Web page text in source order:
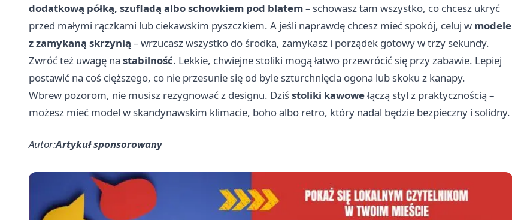
dodatkową półką, szufladą albo schowkiem pod blatem– schowasz tam wszystko, co chcesz ukryć
przed małymi rączkami lub ciekawskim pyszczkiem. A jeśli naprawdę chcesz mieć spokój, celuj w modele
z zamykaną skrzynią – wrzucasz wszystko do środka, zamykasz i porządek gotowy w trzy sekundy.
Zwróć też uwagę na stabilność. Lekkie, chwiejne stoliki mogą łatwo przewrócić się przy zabawie. Lepiej
postawić na coś cięższego, co nie przesunie się od byle szturchnięcia ogona lub skoku z kanapy.
Wbrew pozorom, nie musisz rezygnować z designu. Dziśstoliki kawowełączą styl z praktycznością –
możesz mieć model w skandynawskim klimacie, boho albo retro, który nadal będzie bezpieczny i solidny.
Autor:Artykuł sponsorowany